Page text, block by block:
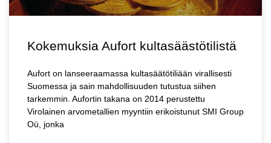
Kokemuksia Aufort kultasäästötilistä
Aufort on lanseeraamassa kultasäätötiliään virallisesti
Suomessa ja sain mahdollisuuden tutustua siihen
tarkemmin. Aufortin takana on 2014 perustettu
Virolainen arvometallien myyntiin erikoistunut SMI Group
Oü, jonka